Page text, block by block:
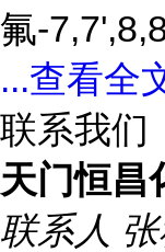
氟-
...查看全
联系我们
天门恒昌
联系人